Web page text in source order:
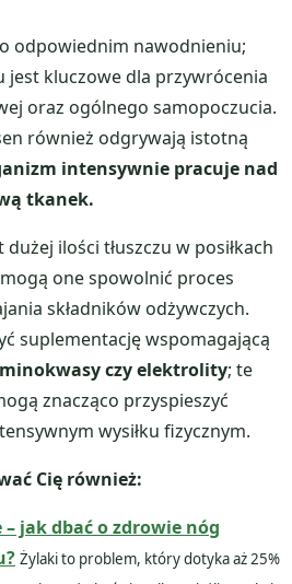
odpowiednim nawodnieniu;
jest kluczowe dla przywrócenia
oraz ogólnego samopoczucia.
również odgrywają istotną
intensywnie pracuje nad
tkanek.
ilości tłuszczu w posiłkach
one spowolnić proces
składników odżywczych.
suplementację wspomagającą
czy elektrolity; te
znacząco przyspieszyć
wysiłku fizycznym.
Cię również:
jak dbać o zdrowie nóg
Żylaki to problem, który dotyka aż 25%